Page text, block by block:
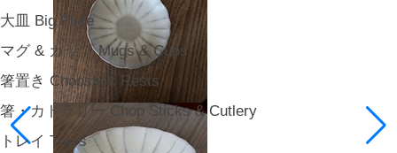
大皿 Big Plate
マグ & カップ Mugs & Cups
箸置き Chopstick Rests
箸・カトラリー Chop Sticks & Cutlery
トレイ Trays